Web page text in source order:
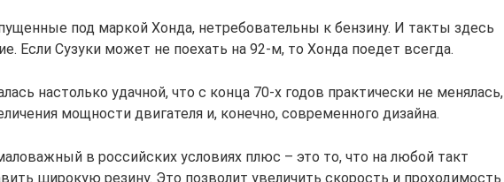
под маркой Хонда, нетребовательны к бензину. И такты здесь
Если Сузуки может не поехать на 92-м, то Хонда поедет всегда.
настолько удачной, что с конца 70-х годов практически не менялась,
мощности двигателя и, конечно, современного дизайна.
в российских условиях плюс – это то, что на любой такт
широкую резину. Это позволит увеличить скорость и проходимость